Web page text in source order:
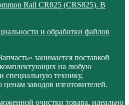
Rail CR825 (CRS825). В
и обработки файлов
занимается поставкой
на любую
специальную технику,
заводов изготовителей.
очистки товара, идеально